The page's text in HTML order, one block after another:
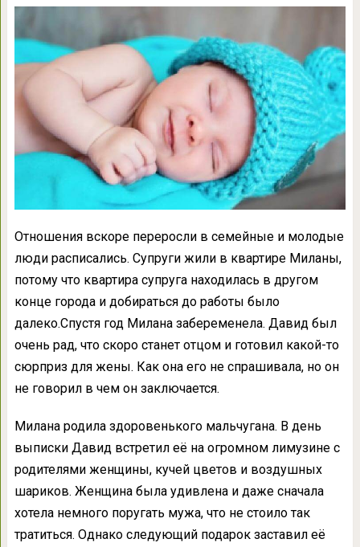
Отношения вскоре переросли в семейные и молодые
люди расписались. Супруги жили в квартире Миланы,
потому что квартира супруга находилась в другом
конце города и добираться до работы было
далеко.Спустя год Милана забеременела. Давид был
очень рад, что скоро станет отцом и готовил какой-то
сюрприз для жены. Как она его не спрашивала, но он
не говорил в чем он заключается.
Милана родила здоровенького мальчугана. В день
выписки Давид встретил её на огромном лимузине с
родителями женщины, кучей цветов и воздушных
шариков. Женщина была удивлена и даже сначала
хотела немного поругать мужа, что не стоило так
тратиться. Однако следующий подарок заставил её